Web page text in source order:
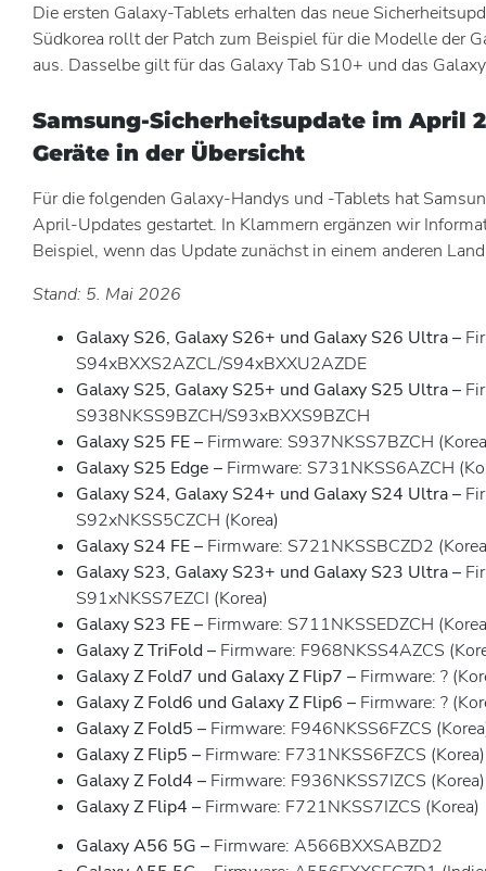
Die ersten Galaxy-Tablets erhalten das neue
Südkorea rollt der Patch zum Beispiel für die Modelle der
aus. Dasselbe gilt für das Galaxy Tab S10+ und das
Samsung-Sicherheitsupdate im April
Geräte in der Übersicht
Für die folgenden Galaxy-Handys und -Tablets hat
April-Updates gestartet. In Klammern ergänzen wir
Beispiel, wenn das Update zunächst in einem anderen
Stand: 5. Mai 2026
Galaxy S26, Galaxy S26+ und Galaxy S26 Ultra –
S94xBXXS2AZCL/S94xBXXU2AZDE
Galaxy S25, Galaxy S25+ und Galaxy S25 Ultra –
S938NKSS9BZCH/S93xBXXS9BZCH
Galaxy S25 FE – Firmware: S937NKSS7BZCH
Galaxy S25 Edge – Firmware: S731NKSS6AZCH
Galaxy S24, Galaxy S24+ und Galaxy S24 Ultra –
S92xNKSS5CZCH (Korea)
Galaxy S24 FE – Firmware: S721NKSSBCZD2
Galaxy S23, Galaxy S23+ und Galaxy S23 Ultra –
S91xNKSS7EZCI (Korea)
Galaxy S23 FE – Firmware: S711NKSSEDZCH
Galaxy Z TriFold – Firmware: F968NKSS4AZCS
Galaxy Z Fold7 und Galaxy Z Flip7 – Firmware: ?
Galaxy Z Fold6 und Galaxy Z Flip6 – Firmware: ?
Galaxy Z Fold5 – Firmware: F946NKSS6FZCS
Galaxy Z Flip5 – Firmware: F731NKSS6FZCS (Korea)
Galaxy Z Fold4 – Firmware: F936NKSS7IZCS (Korea)
Galaxy Z Flip4 – Firmware: F721NKSS7IZCS (Korea)
Galaxy A56 5G – Firmware: A566BXXSABZD2